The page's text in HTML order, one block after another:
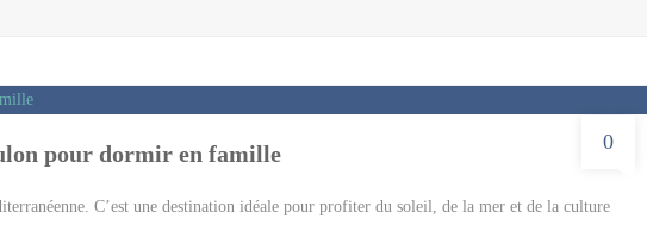
pour dormir en famille 0
C’est une destination idéale pour profiter du soleil, de la mer et de la culture